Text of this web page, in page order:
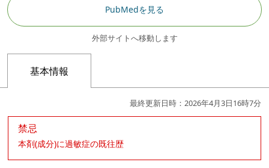
PubMedを見る
外部サイトへ移動します
基本情報
最終更新日時：2026年4月3日16時7分
禁忌
本剤(成分)に過敏症の既往歴